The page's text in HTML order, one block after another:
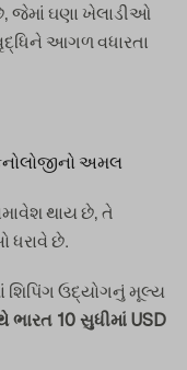
જેમાં ઘણા ખેલાડીઓ
આગળ વધારતા
અમલ
થાય છે, તે
ધરાવે છે.
શિપિંગ ઉદ્યોગનું મૂલ્ય
ભારત 10 સુધીમાં USD